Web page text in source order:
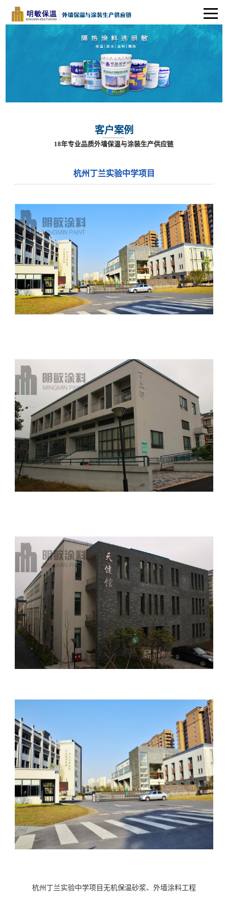
客户案例
18年专业品质外墙保温与涂装生产供应链
杭州丁兰实验中学项目
杭州丁兰实验中学项目无机保温砂浆、外墙涂料工程